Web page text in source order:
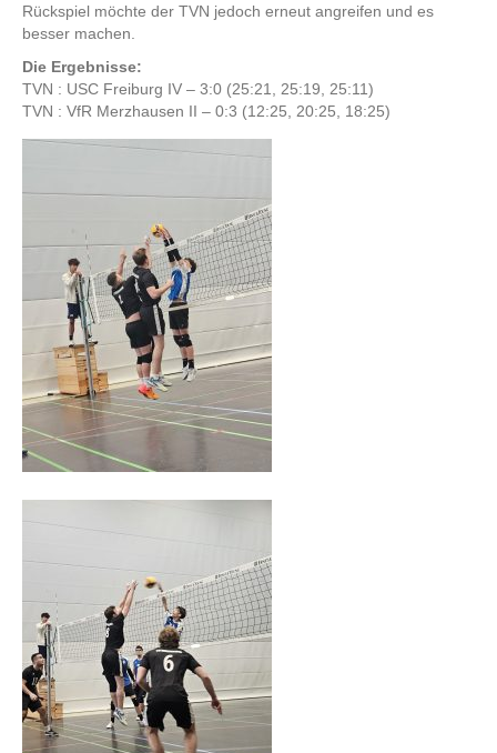
Rückspiel möchte der TVN jedoch erneut angreifen und es
besser machen.
Die Ergebnisse:
TVN : USC Freiburg IV – 3:0 (25:21, 25:19, 25:11)
TVN : VfR Merzhausen II – 0:3 (12:25, 20:25, 18:25)